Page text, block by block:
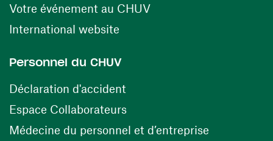
Votre événement au CHUV(ouvre une nouvelle
International website
Personnel du CHUV
Déclaration d'accident
Espace Collaborateurs(ouvre une nouvelle fenêtre)
Médecine du personnel et d’entreprise